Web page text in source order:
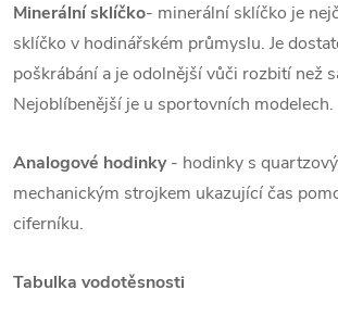
Minerální sklíčko- minerální sklíčko je
sklíčko v hodinářském průmyslu. Je
poškrábání a je odolnější vůči rozbití než
Nejoblíbenější je u sportovních modelech.
Analogové hodinky- hodinky s
mechanickým strojkem ukazující čas
ciferníku.
Tabulka vodotěsnosti